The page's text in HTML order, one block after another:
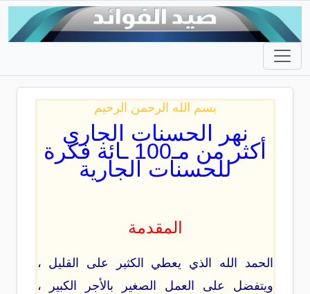
بسم الله الرحمن الرحيم
نهر الحسنات الجاري
أكثر من مـ100 ـائة فكرة
للحسنات الجارية
المقدمة
الحمد الله الذي يعطي الكثير على القليل ،
ويتفضل على العمل الصغير بالأجر الكبير ،